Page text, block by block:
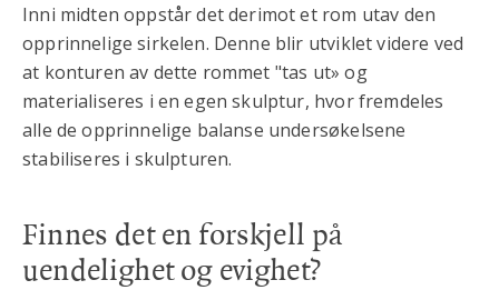
Inni midten oppstår det derimot et rom utav den
opprinnelige sirkelen. Denne blir utviklet videre ved
at konturen av dette rommet "tas ut» og
materialiseres i en egen skulptur, hvor fremdeles
alle de opprinnelige balanse undersøkelsene
stabiliseres i skulpturen.
Finnes det en forskjell på
uendelighet og evighet?